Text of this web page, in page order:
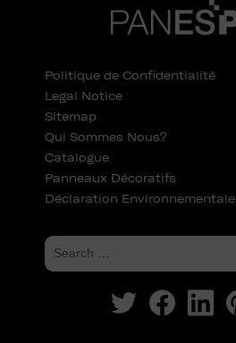
Politique de Confidentialité
Legal Notice
Sitemap
Qui Sommes Nous?
Catalogue
Panneaux Décoratifs
Déclaration Environnementale